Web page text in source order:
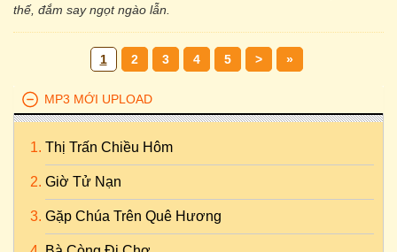
thế, đắm say ngọt ngào lẫn.
1 2 3 4 5 > »
MP3 MỚI UPLOAD
Thị Trấn Chiều Hôm
Giờ Tử Nạn
Gặp Chúa Trên Quê Hương